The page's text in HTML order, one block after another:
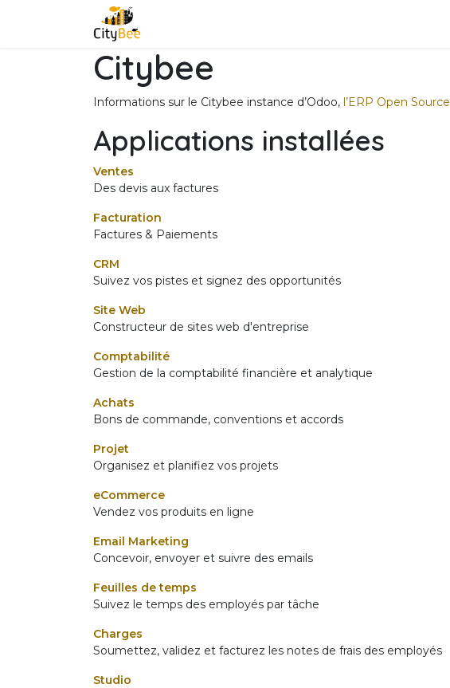
Se rendre au contenu
Citybee
Informations sur le Citybee instance d’Odoo, l’ERP Open Source
Applications installées
Ventes
Des devis aux factures
Facturation
Factures & Paiements
CRM
Suivez vos pistes et signez des opportunités
Site Web
Constructeur de sites web d'entreprise
Comptabilité
Gestion de la comptabilité financière et analytique
Achats
Bons de commande, conventions et accords
Projet
Organisez et planifiez vos projets
eCommerce
Vendez vos produits en ligne
Email Marketing
Concevoir, envoyer et suivre des emails
Feuilles de temps
Suivez le temps des employés par tâche
Charges
Soumettez, validez et facturez les notes de frais des employés
Studio